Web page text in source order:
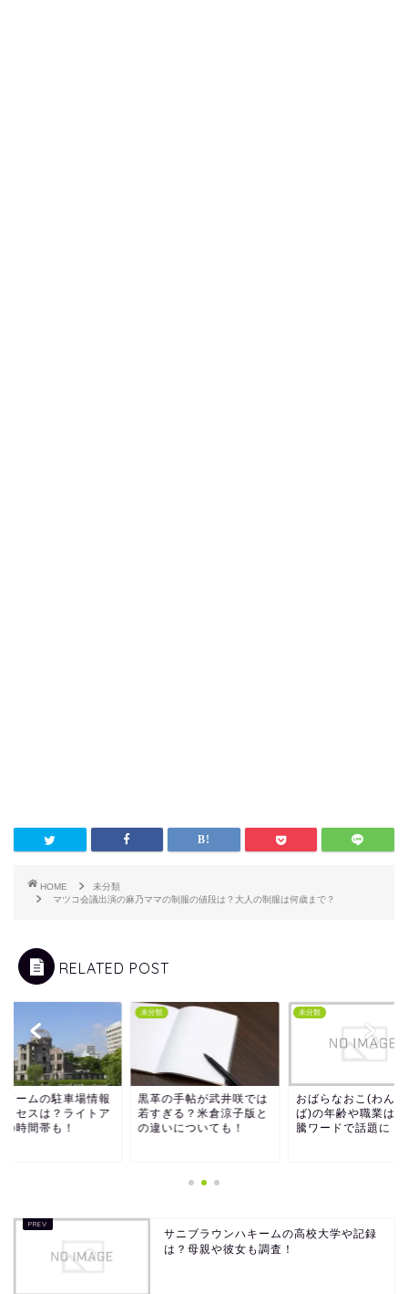
HOME
未分類
マツコ会議出演の麻乃ママの制服の値段は？大人の制服は何歳まで？
RELATED POST
ドームの駐車場情報
クセスは？ライトア
の時間帯も！
未分類
黒革の手帖が武井咲では
若すぎる？米倉涼子版と
の違いについても！
未分類
おばらなおこ(わん
ば)の年齢や職業は
騰ワードで話題に！
サニブラウンハキームの高校大学や記録
は？母親や彼女も調査！